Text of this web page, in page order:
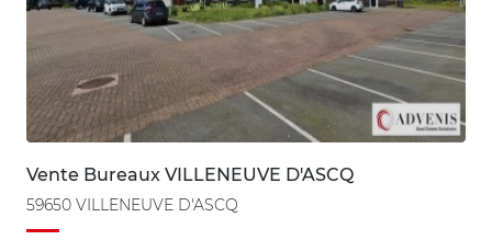
Vente Bureaux VILLENEUVE D'ASCQ
59650 VILLENEUVE D'ASCQ